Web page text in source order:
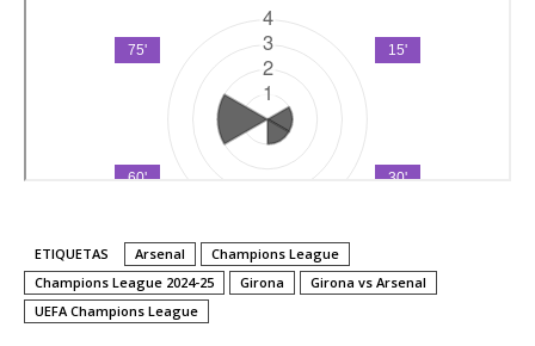
ETIQUETAS Arsenal
Champions League
Champions League 2024-25
Girona
Girona vs Arsenal
UEFA Champions League